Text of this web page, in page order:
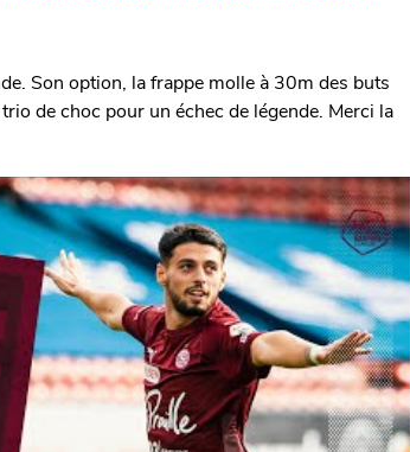
Son option, la frappe molle à 30m des buts
de choc pour un échec de légende. Merci la